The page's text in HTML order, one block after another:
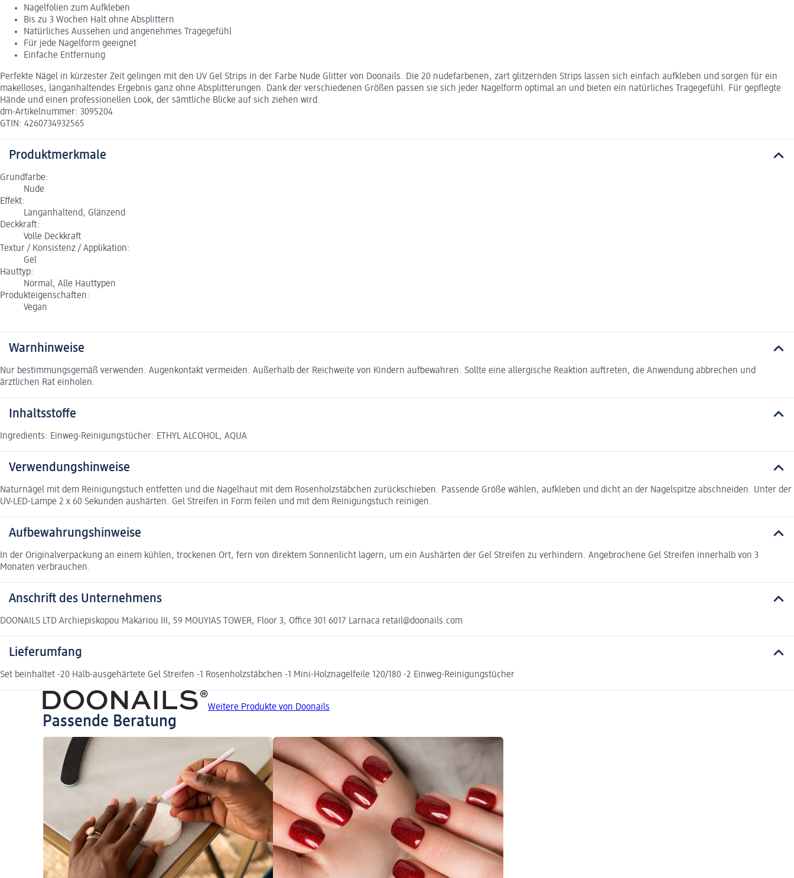
Nagelfolien zum Aufkleben
Bis zu 3 Wochen Halt ohne Absplittern
Natürliches Aussehen und angenehmes Tragegefühl
Für jede Nagelform geeignet
Einfache Entfernung
Perfekte Nägel in kürzester Zeit gelingen mit den UV Gel Strips in der Farbe Nude Glitter von Doonails. Die 20 nudefarbenen, zart glitzernden Strips lassen sich einfach aufkleben und sorgen für ein
makelloses, langanhaltendes Ergebnis ganz ohne Absplitterungen. Dank der verschiedenen Größen passen sie sich jeder Nagelform optimal an und bieten ein natürliches Tragegefühl. Für gepflegte
Hände und einen professionellen Look, der sämtliche Blicke auf sich ziehen wird.
dm-Artikelnummer: 3095204
GTIN: 4260734932565
Produktmerkmale
Grundfarbe:
Nude
Effekt:
Langanhaltend, Glänzend
Deckkraft:
Volle Deckkraft
Textur / Konsistenz / Applikation:
Gel
Hauttyp:
Normal, Alle Hauttypen
Produkteigenschaften:
Vegan
Warnhinweise
Nur bestimmungsgemäß verwenden. Augenkontakt vermeiden. Außerhalb der Reichweite von Kindern aufbewahren. Sollte eine allergische Reaktion auftreten, die Anwendung abbrechen und
ärztlichen Rat einholen.
Inhaltsstoffe
Ingredients: Einweg-Reinigungstücher: ETHYL ALCOHOL, AQUA
Verwendungshinweise
Naturnägel mit dem Reinigungstuch entfetten und die Nagelhaut mit dem Rosenholzstäbchen zurückschieben. Passende Größe wählen, aufkleben und dicht an der Nagelspitze abschneiden. Unter der
UV-LED-Lampe 2 x 60 Sekunden aushärten. Gel Streifen in Form feilen und mit dem Reinigungstuch reinigen.
Aufbewahrungshinweise
In der Originalverpackung an einem kühlen, trockenen Ort, fern von direktem Sonnenlicht lagern, um ein Aushärten der Gel Streifen zu verhindern. Angebrochene Gel Streifen innerhalb von 3
Monaten verbrauchen.
Anschrift des Unternehmens
DOONAILS LTD Archiepiskopou Makariou III, 59 MOUYIAS TOWER, Floor 3, Office 301 6017 Larnaca retail@doonails.com
Lieferumfang
Set beinhaltet -20 Halb-ausgehärtete Gel Streifen -1 Rosenholzstäbchen -1 Mini-Holznagelfeile 120/180 -2 Einweg-Reinigungstücher
Weitere Produkte von Doonails
Passende Beratung